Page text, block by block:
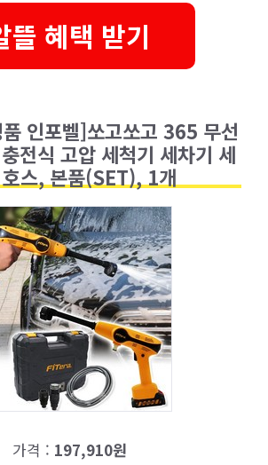
뜰 혜택 받기
인포벨]쏘고쏘고 365 무선
전식 고압 세척기 세차기 세
스, 본품(SET), 1개
가격 : 197,910원